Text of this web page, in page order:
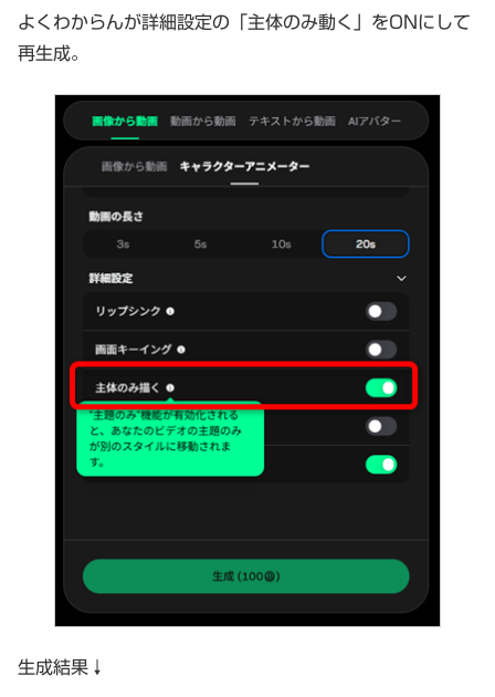
よくわからんが詳細設定の「主体のみ動く」をONにして
再生成。
生成結果↓